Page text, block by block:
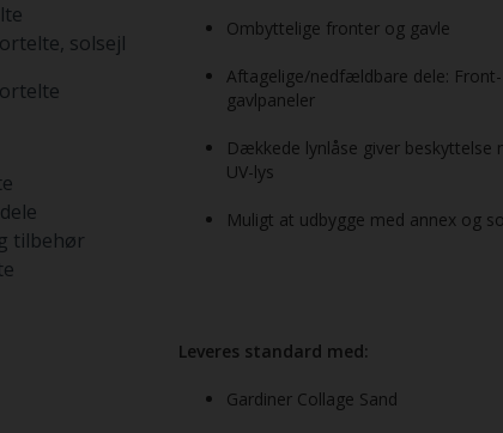
solsejl
tilbehør
Ombyttelige fronter og gavle
Aftagelige/nedfældbare dele:
gavlpaneler
Dækkede lynlåse giver beskyttelse
UV-lys
Muligt at udbygge med annex og
Leveres standard med:
Gardiner Collage Sand